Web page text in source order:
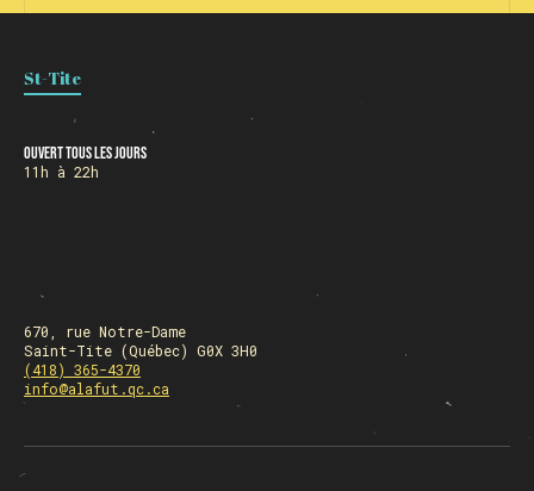
Chargement
St-Tite
Ouvert tous les jours
11h à 22h
670, rue Notre-Dame
Saint-Tite (Québec) G0X 3H0
(418) 365-4370
info@alafut.qc.ca